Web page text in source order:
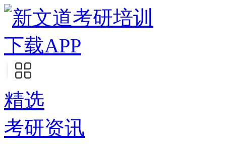
下载APP
精选
考研资讯